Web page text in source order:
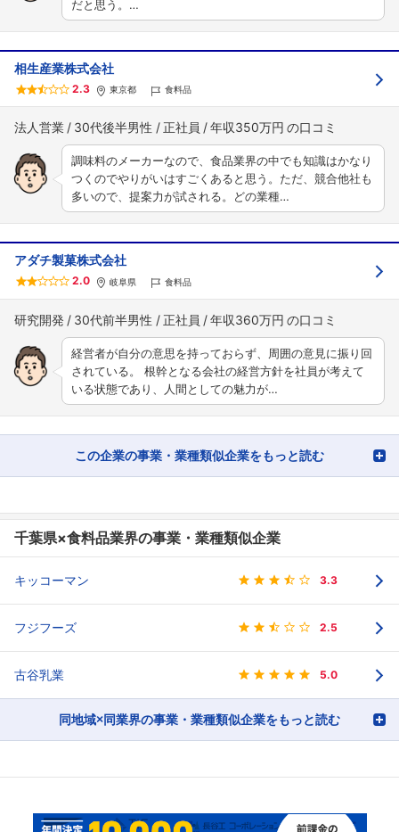
だと思う。…
相生産業株式会社
2.3 東京都 食料品
法人営業 30代後半男性 正社員 年収350万円
調味料のメーカーなので、食品業界の中でも知識はかなり
つくのでやりがいはすごくあると思う。ただ、競合他社も
多いので、提案力が試される。どの業種…
アダチ製菓株式会社
2.0 岐阜県 食料品
研究開発 30代前半男性 正社員 年収360万円
経営者が自分の意思を持っておらず、周囲の意見に振り回
されている。 根幹となる会社の経営方針を社員が考えて
いる状態であり、人間としての魅力が…
この企業の事業・業種類似企業をもっと読む
千葉県×食料品業界の事業・業種類似企業
キッコーマン 3.3
フジフーズ 2.5
古谷乳業 5.0
同地域×同業界の事業・業種類似企業をもっと読む